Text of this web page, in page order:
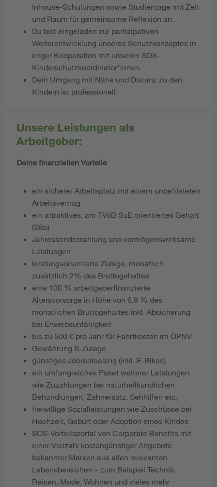
Inhouse-Schulungen sowie Studientage mit Zeit
und Raum für gemeinsame Reflexion an.
Du bist eingeladen zur partizipativen
Weiterentwicklung unseres Schutzkonzeptes in
enger Kooperation mit unseren SOS-
Kinderschutzkoordinator*innen.
Dein Umgang mit Nähe und Distanz zu den
Kindern ist professionell.
Unsere Leistungen als
Arbeitgeber:
Deine finanziellen Vorteile
ein sicherer Arbeitsplatz mit einem unbefristeten
Arbeitsvertrag
ein attraktives, am TVöD SuE orientiertes Gehalt
(S8b)
Jahressonderzahlung und vermögenswirksame
Leistungen
leistungsorientierte Zulage, monatlich
zusätzlich 2% des Bruttogehaltes
eine 100 % arbeitgeberfinanzierte
Altersvorsorge in Höhe von 6,9 % des
monatlichen Bruttogehaltes inkl. Absicherung
bei Erwerbsunfähigkeit
bis zu 500 € pro Jahr für Fahrtkosten im ÖPNV
Gewährung S-Zulage
günstiges Jobradleasing (inkl. E-Bikes)
ein umfangreiches Paket weiterer Leistungen
wie Zuzahlungen bei naturheilkundlichen
Behandlungen, Zahnersatz, Sehhilfen etc.
freiwillige Sozialleistungen wie Zuschüsse bei
Hochzeit, Geburt oder Adoption eines Kindes
SOS-Vorteilsportal von Corporate Benefits mit
einer Vielzahl kostengünstiger Angebote
bekannter Marken aus allen relevanten
Lebensbereichen – zum Beispiel Technik,
Reisen, Mode, Wohnen und vieles mehr